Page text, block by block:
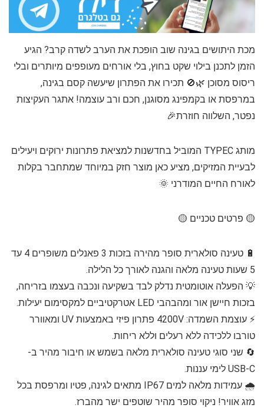
מכת היתושים בגינה שוב הופכת את הערב לשדה קרב? הגיע
הזמן לתכנן בילוי שקט בחוץ, בלי אורחים מעופפים מיותרים ובלי
ריסוס מסוכן 🌿🚫 תכירו את הפתרון שיעשה קסם בגינה,
במרפסת או בקמפינג מסוגנן, חכם ורב עוצמה! אתגר העקיצות
נפטר, השלווה חוזרת🎉
מותג TYPEC המוביל בחדשנות למציאת פתרונות ירוקים ויעילים
לבעיית המזיקים, מציע כאן מוצר חזק במיוחד שמתחבר בקלות
לאורח החיים המודרני 🌞
🟡 פרטים טכניים 🟡
🔋 טעינה סולארית סופר מהירה בזכות 3 פאנלים משופרים 4 עד
5 שעות טעינה מלאה והגנה לאורך כל הלילה.
💡 הפעלה אוטומטית נדלק לבד בשקיעה ונכבה בעצמו בזריחה,
בזכות חיישן אור ומהבהבי LED אטרקטיביים למקסימום יעילות.
⚡ עוצמת השמדה: 4200V פתרון פיזי באמצעות UV ומאוורר
טורבו ללכידה ללא רעלים וללא ריחות.
🔄 שני סוגי טעינה סולארית מלאה בשמש או חיבור מהיר ב-
USB-C לימי עננות.
🌧️ עמידות מלאה למים IP67 מתאים לגינה, פטיו ומרפסת בכל
מזג אוויר! ניקוי סופר מהיר שוטפים ישר מהברז.